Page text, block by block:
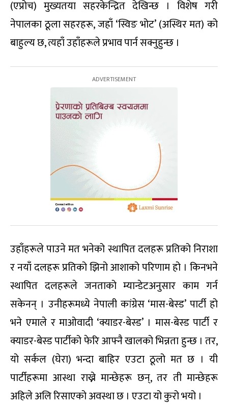
(एप्रोच) मुख्यतया सहरकेन्द्रित देखिन्छ । विशेष गरी
नेपालका ठूला सहरहरू, जहाँ ‘स्विङ भोट’ (अस्थिर मत) को
बाहुल्य छ, त्यहाँ उहाँहरूले प्रभाव पार्न सक्नुहुन्छ ।
उहाँहरूले पाउने मत भनेको स्थापित दलहरू प्रतिको निराशा
र नयाँ दलहरू प्रतिको झिनो आशाको परिणाम हो । किनभने
स्थापित दलहरूले जनताको म्यान्डेटअनुसार काम गर्न
सकेनन् । उनीहरूमध्ये नेपाली कांग्रेस ‘मास-बेस्ड’ पार्टी हो
भने एमाले र माओवादी ‘क्याडर-बेस्ड’ । मास-बेस्ड पार्टी र
क्याडर-बेस्ड पार्टीको फेरि आफ्नै खालको भिन्नता हुन्छ । तर,
यो सर्कल (घेरा) भन्दा बाहिर एउटा ठूलो मत छ । यी
पार्टीहरूमा आस्था राख्ने मान्छेहरू छन्, तर ती मान्छेहरू
अहिले अलि रिसाएको अवस्था छ । एउटा यो कुरो भयो ।